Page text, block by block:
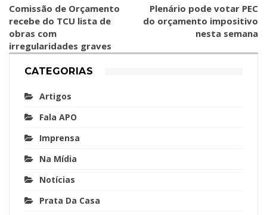
Comissão de Orçamento
recebe do TCU lista de
obras com
irregularidades graves
Plenário pode votar PEC
do orçamento impositivo
nesta semana
CATEGORIAS
Artigos
Fala APO
Imprensa
Na Mídia
Notícias
Prata Da Casa